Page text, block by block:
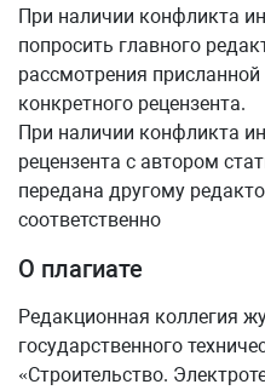
При наличии конфликта
попросить главного
рассмотрения
конкретного рецензента.
При наличии конфликта
рецензента с автором
передана другому
соответственно
О плагиате
Редакционная коллегия
государственного
«Строительство.